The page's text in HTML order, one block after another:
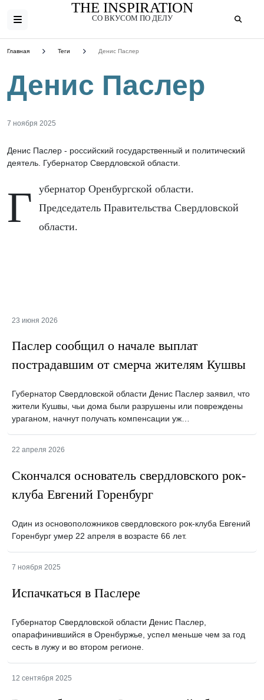
THE INSPIRATION
СО ВКУСОМ ПО ДЕЛУ
Главная Теги Денис Паслер
Денис Паслер
7 ноября 2025
Денис Паслер - российский государственный и политический
деятель. Губернатор Свердловской области.
Губернатор Оренбургской области.
Председатель Правительства Свердловской
области.
23 июня 2026
Паслер сообщил о начале выплат
пострадавшим от смерча жителям Кушвы
Губернатор Свердловской области Денис Паслер заявил, что
жители Кушвы, чьи дома были разрушены или повреждены
ураганом, начнут получать компенсации уж…
22 апреля 2026
Скончался основатель свердловского рок-
клуба Евгений Горенбург
Один из основоположников свердловского рок-клуба Евгений
Горенбург умер 22 апреля в возрасте 66 лет.
7 ноября 2025
Испачкаться в Паслере
Губернатор Свердловской области Денис Паслер,
опарафинившийся в Оренбуржье, успел меньше чем за год
сесть в лужу и во втором регионе.
12 сентября 2025